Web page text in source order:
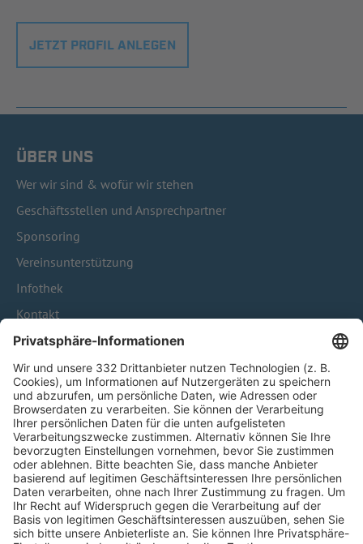
JETZT PROFIL ANLEGEN
ÜBER UNS
Wer wir sind & wofür wir stehen
Geschäftsstellen und Ansprechpartner
Sponsoring
Vereinsunterstützung
Infothek
Kontakt
HÄUFIG BESUCHTE SEITEN
Pässe und Vereinswechsel
Trainerausbildung
Schulungsangebot Vereinsmitarbeiter
BFV-Geschäftsstellen
Trainerbörse
Login SpielPlus